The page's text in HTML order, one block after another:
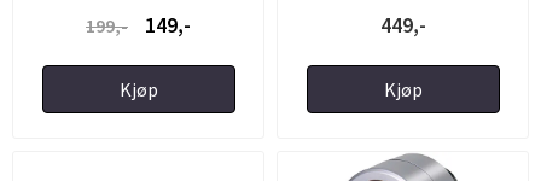
199,- 149,-
Kjøp
449,-
Kjøp